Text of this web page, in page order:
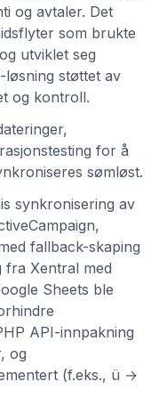
og avtaler. Det
som brukte
utviklet seg
løsning støttet av
og kontroll.
for å
sømløst.
synkronisering av
fallback-skaping
fra Xentral med
Sheets ble
API-innpakning
og
(f.eks., ü →